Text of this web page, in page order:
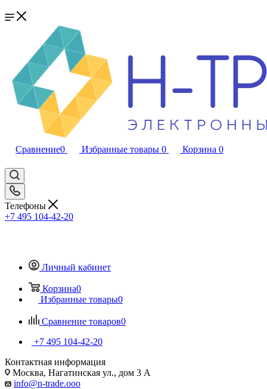
Сравнение0 Избранные товары 0 Корзина 0
Телефоны
+7 495 104-42-20
Личный кабинет
Корзина0
Избранные товары0
Сравнение товаров0
+7 495 104-42-20
Контактная информация
Москва, Нагатинская ул., дом 3 А
info@n-trade.ooo